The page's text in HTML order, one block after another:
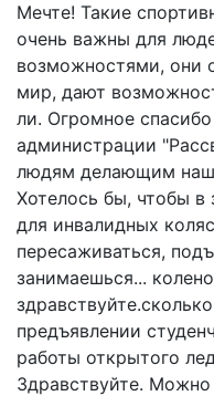
Мечте! Такие
очень важны для
возможностями, они
мир, дают
ли. Огромное
администрации
людям делающим
Хотелось бы, чтобы в
для инвалидных
пересаживаться,
занимаешься...
предъявлении
работы открытого
Здравствуйте. Можно